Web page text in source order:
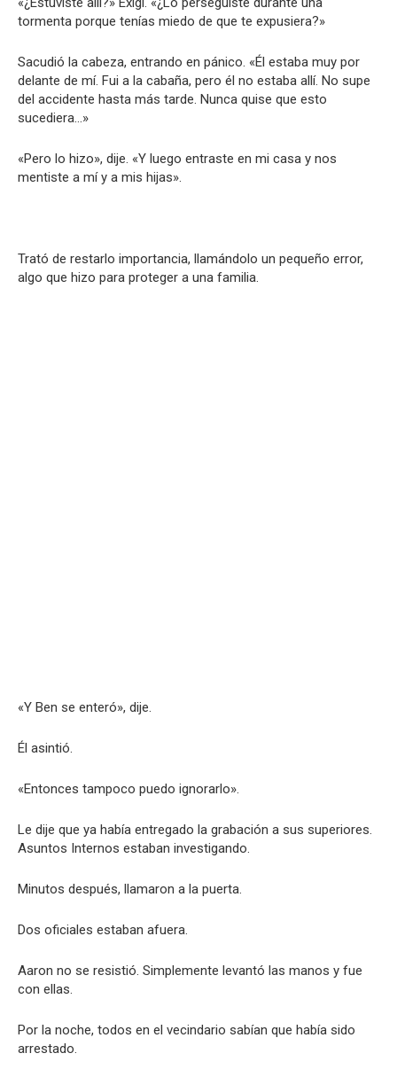
tormenta porque tenías miedo de que te expusiera?»
Sacudió la cabeza, entrando en pánico. «Él estaba muy por
delante de mí. Fui a la cabaña, pero él no estaba allí. No supe
del accidente hasta más tarde. Nunca quise que esto
sucediera…»
«Pero lo hizo», dije. «Y luego entraste en mi casa y nos
mentiste a mí y a mis hijas».
Trató de restarlo importancia, llamándolo un pequeño error,
algo que hizo para proteger a una familia.
«Y Ben se enteró», dije.
Él asintió.
«Entonces tampoco puedo ignorarlo».
Le dije que ya había entregado la grabación a sus superiores.
Asuntos Internos estaban investigando.
Minutos después, llamaron a la puerta.
Dos oficiales estaban afuera.
Aaron no se resistió. Simplemente levantó las manos y fue
con ellas.
Por la noche, todos en el vecindario sabían que había sido
arrestado.